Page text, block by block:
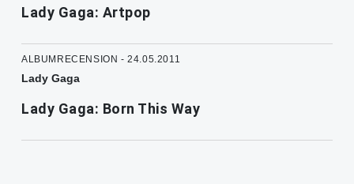
Lady Gaga: Artpop
ALBUMRECENSION - 24.05.2011
Lady Gaga
Lady Gaga: Born This Way